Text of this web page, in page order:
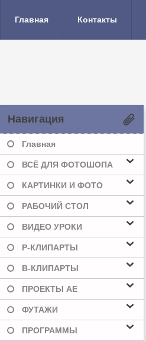
Главная Контакты
Навигация
Главная
ВСЁ ДЛЯ ФОТОШОПА
КАРТИНКИ И ФОТО
РАБОЧИЙ СТОЛ
ВИДЕО УРОКИ
Р-КЛИПАРТЫ
В-КЛИПАРТЫ
ПРОЕКТЫ AE
ФУТАЖИ
ПРОГРАММЫ